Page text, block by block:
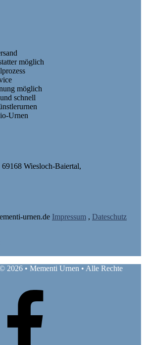
möglich
möglich
schnell
Urnen
Wiesloch-Baiertal,
urnen.de Impressum , Dateschutz
2026 • Mementi Urnen • Alle Rechte